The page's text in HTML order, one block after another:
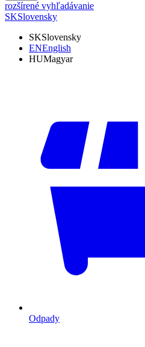
rozšírené vyhľadávanie
SKSlovensky
SKSlovensky
ENEnglish
HUMagyar
Odpady